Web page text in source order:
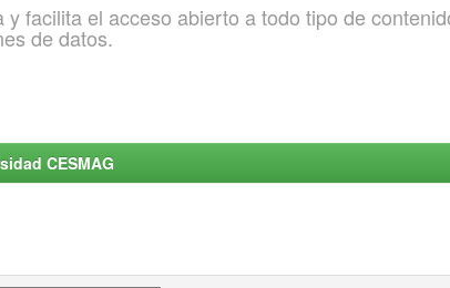
y facilita el acceso abierto a todo tipo de
de datos.
CESMAG